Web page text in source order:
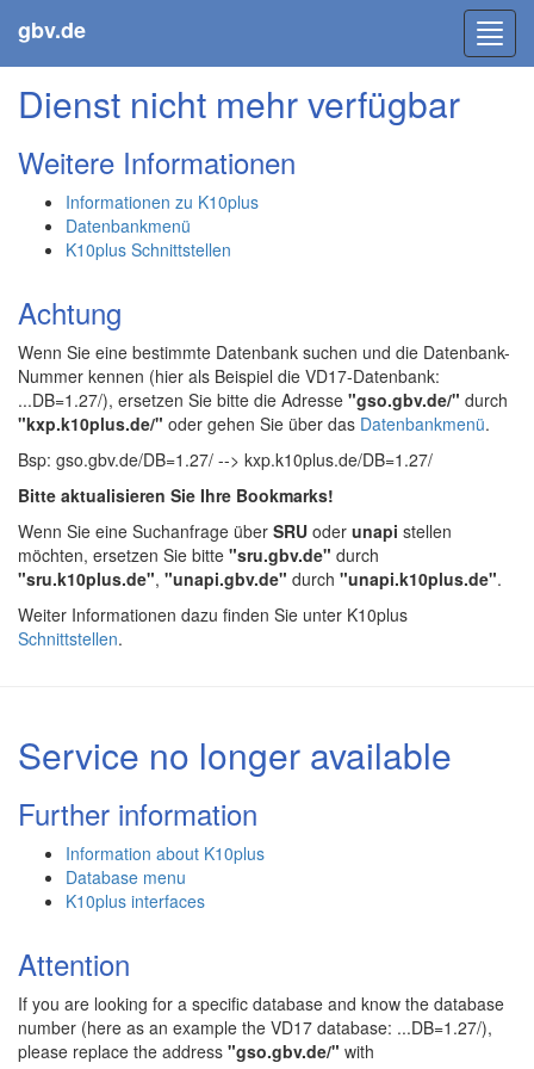
gbv.de
Dienst nicht mehr verfügbar
Weitere Informationen
Informationen zu K10plus
Datenbankmenü
K10plus Schnittstellen
Achtung
Wenn Sie eine bestimmte Datenbank suchen und die Datenbank-
Nummer kennen (hier als Beispiel die VD17-Datenbank:
...DB=1.27/), ersetzen Sie bitte die Adresse "gso.gbv.de/" durch
"kxp.k10plus.de/" oder gehen Sie über das Datenbankmenü.
Bsp: gso.gbv.de/DB=1.27/ --> kxp.k10plus.de/DB=1.27/
Bitte aktualisieren Sie Ihre Bookmarks!
Wenn Sie eine Suchanfrage über SRU oder unapi stellen
möchten, ersetzen Sie bitte "sru.gbv.de" durch
"sru.k10plus.de", "unapi.gbv.de" durch "unapi.k10plus.de".
Weiter Informationen dazu finden Sie unter K10plus
Schnittstellen.
Service no longer available
Further information
Information about K10plus
Database menu
K10plus interfaces
Attention
If you are looking for a specific database and know the database
number (here as an example the VD17 database: ...DB=1.27/),
please replace the address "gso.gbv.de/" with